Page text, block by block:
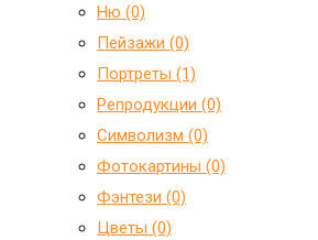
Ню (0)
Пейзажи (0)
Портреты (1)
Репродукции (0)
Символизм (0)
Фотокартины (0)
Фэнтези (0)
Цветы (0)